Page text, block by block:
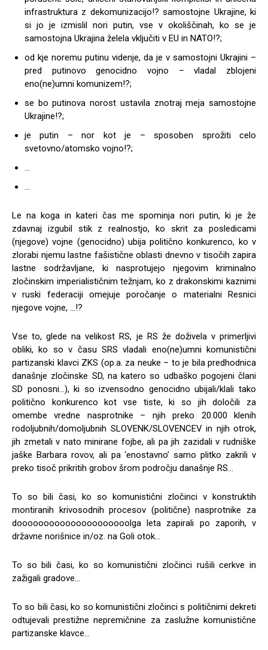
infrastruktura z dekomunizacijo!? samostojne Ukrajine, ki
si jo je izmislil nori putin, vse v okoliščinah, ko se je
samostojna Ukrajina želela vključiti v EU in NATO!?;
od kje noremu putinu videnje, da je v samostojni Ukrajini –
pred putinovo genocidno vojno – vladal zblojeni
eno(ne)umni komunizem!?;
se bo putinova norost ustavila znotraj meja samostojne
Ukrajine!?;
je putin – nor kot je – sposoben sprožiti celo
svetovno/atomsko vojno!?;
…
…
Le na koga in kateri čas me spominja nori putin, ki je že
zdavnaj izgubil stik z realnostjo, ko skrit za posledicami
(njegove) vojne (genocidno) ubija politično konkurenco, ko v
zlorabi njemu lastne fašistične oblasti dnevno v tisočih zapira
lastne sodržavljane, ki nasprotujejo njegovim kriminalno
zločinskim imperialističnim težnjam, ko z drakonskimi kaznimi
v ruski federaciji omejuje poročanje o materialni Resnici
njegove vojne, …!?
Vse to, glede na velikost RS, je RS že doživela v primerljivi
obliki, ko so v času SRS vladali eno(ne)umni komunistični
partizanski klavci ZKS (op.a. za neuke – to je bila predhodnica
današnje zločinske SD, na katero so udbaško pogojeni člani
SD ponosni…), ki so izvensodno genocidno ubijali/klali tako
politično konkurenco kot vse tiste, ki so jih določili za
omembe vredne nasprotnike – njih preko 20.000 klenih
rodoljubnih/domoljubnih SLOVENK/SLOVENCEV in njih otrok,
jih zmetali v nato minirane fojbe, ali pa jih zazidali v rudniške
jaške Barbara rovov, ali pa ‘enostavno’ samo plitko zakrili v
preko tisoč prikritih grobov šrom področju današnje RS…
To so bili časi, ko so komunistični zločinci v konstruktih
montiranih krivosodnih procesov (politične) nasprotnike za
dooooooooooooooooooooolga leta zapirali po zaporih, v
državne norišnice in/oz. na Goli otok…
To so bili časi, ko so komunistični zločinci rušili cerkve in
zažigali gradove…
To so bili časi, ko so komunistični zločinci s političnimi dekreti
odtujevali prestižne nepremičnine za zaslužne komunistične
partizanske klavce…